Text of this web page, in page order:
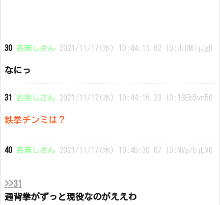
30 名無しさん 2021/11/17(水) 10:44:13.62 ID:Ui0MljJg0
なにっ
31 名無しさん 2021/11/17(水) 10:44:16.23 ID:13Eb5vn50
鉄拳チンミは？
40 名無しさん 2021/11/17(水) 10:45:30.07 ID:NVp/bjLV0
>>31
通背拳がずっと現役なのがええわ